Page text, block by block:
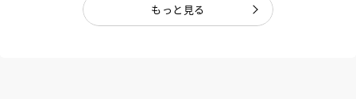
もっと見る